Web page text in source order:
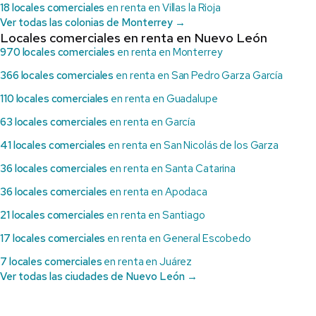
18 locales comerciales en renta en Villas la Rioja
Ver todas las colonias de Monterrey →
Locales comerciales en renta en Nuevo León
970 locales comerciales en renta en Monterrey
366 locales comerciales en renta en San Pedro Garza García
110 locales comerciales en renta en Guadalupe
63 locales comerciales en renta en García
41 locales comerciales en renta en San Nicolás de los Garza
36 locales comerciales en renta en Santa Catarina
36 locales comerciales en renta en Apodaca
21 locales comerciales en renta en Santiago
17 locales comerciales en renta en General Escobedo
7 locales comerciales en renta en Juárez
Ver todas las ciudades de Nuevo León →